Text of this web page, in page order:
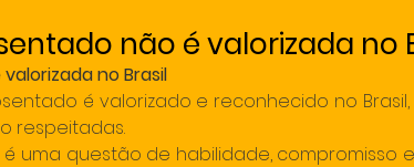
não é valorizada no
no Brasil
é valorizado e reconhecido no Brasil,
respeitadas.
uma questão de habilidade, compromisso